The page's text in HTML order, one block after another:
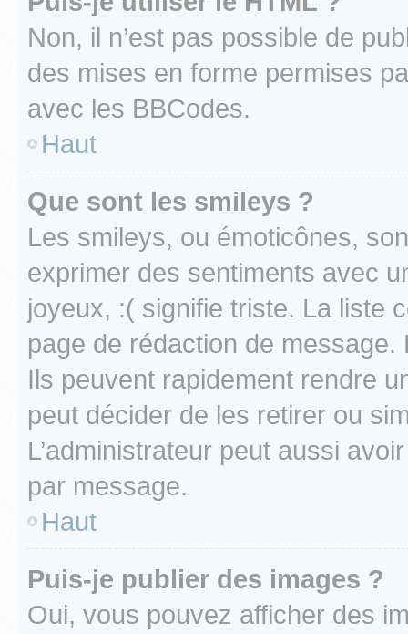
Non, il n’est pas possible de
des mises en forme permises
avec les BBCodes.
Haut
Que sont les smileys ?
Les smileys, ou émoticônes,
exprimer des sentiments avec
joyeux, :( signifie triste. La liste
page de rédaction de
Ils peuvent rapidement rendre
peut décider de les retirer ou
L’administrateur peut aussi
par message.
Haut
Puis-je publier des images ?
Oui, vous pouvez afficher des